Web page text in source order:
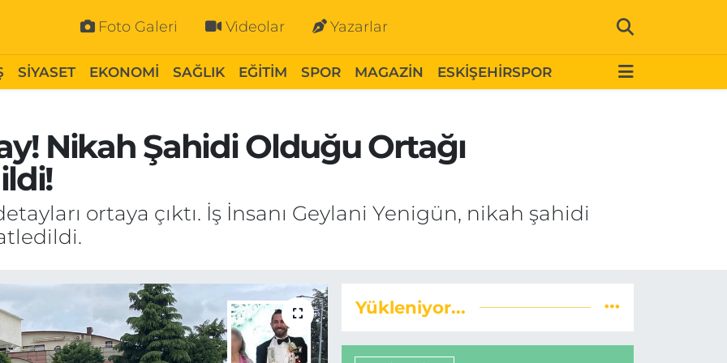
Foto Galeri Videolar Yazarlar
SİYASET EKONOMİ SAĞLIK EĞİTİM SPOR MAGAZİN ESKİŞEHİRSPOR
Nikah Şahidi Olduğu Ortağı
ortaya çıktı. İş İnsanı Geylani Yenigün, nikah şahidi
Yükleniyor...